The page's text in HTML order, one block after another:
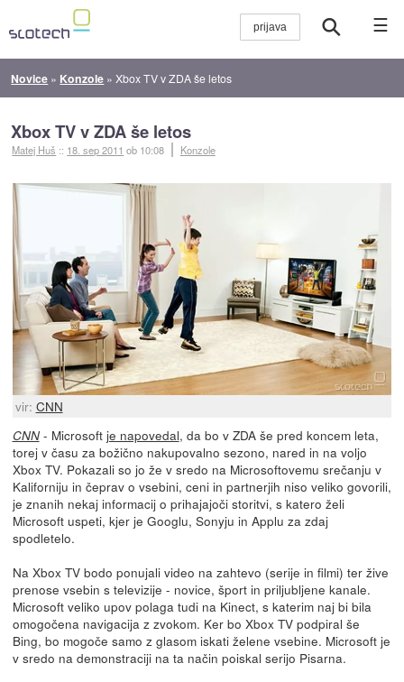
☰
Novice » Konzole »Xbox TV v ZDA še letos
Xbox TV v ZDA še letos
Matej Huš :: 18. sep 2011 ob 10:08 Konzole
vir: CNN
CNN- Microsoft je napovedal, da bo v ZDA še pred koncem leta,
torej v času za božično nakupovalno sezono, nared in na voljo
Xbox TV. Pokazali so jo že v sredo na Microsoftovemu srečanju v
Kaliforniju in čeprav o vsebini, ceni in partnerjih niso veliko govorili,
je znanih nekaj informacij o prihajajoči storitvi, s katero želi
Microsoft uspeti, kjer je Googlu, Sonyju in Applu za zdaj
spodletelo.
Na Xbox TV bodo ponujali video na zahtevo (serije in filmi) ter žive
prenose vsebin s televizije - novice, šport in priljubljene kanale.
Microsoft veliko upov polaga tudi na Kinect, s katerim naj bi bila
omogočena navigacija z zvokom. Ker bo Xbox TV podpiral še
Bing, bo mogoče samo z glasom iskati želene vsebine. Microsoft je
v sredo na demonstraciji na ta način poiskal serijo Pisarna.